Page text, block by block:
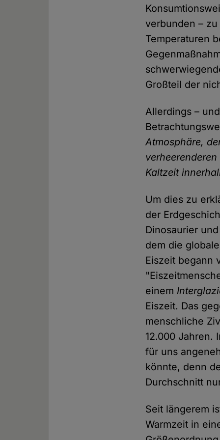
verbunden –
Temperaturen
Großteil der
Allerdings –
Atmosphäre,
Kaltzeit
Um dies zu
der
Dinosaurier
dem die
Eiszeit begann
einem
Eiszeit. Das
menschliche
12.000 Jahren.
für uns
könnte, denn
Durchschnitt
Seit längerem
Warmzeit in